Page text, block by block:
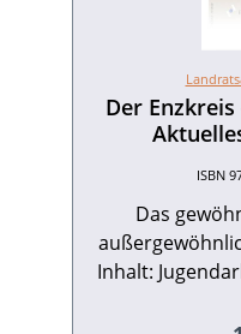
Der
ISBN
Das
außergewöhnlichen
Inhalt: